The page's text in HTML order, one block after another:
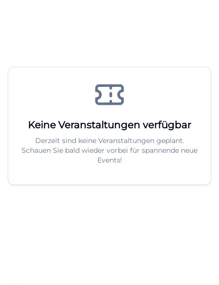
Keine Veranstaltungen verfügbar
Derzeit sind keine Veranstaltungen geplant.
Schauen Sie bald wieder vorbei für spannende neue
Events!